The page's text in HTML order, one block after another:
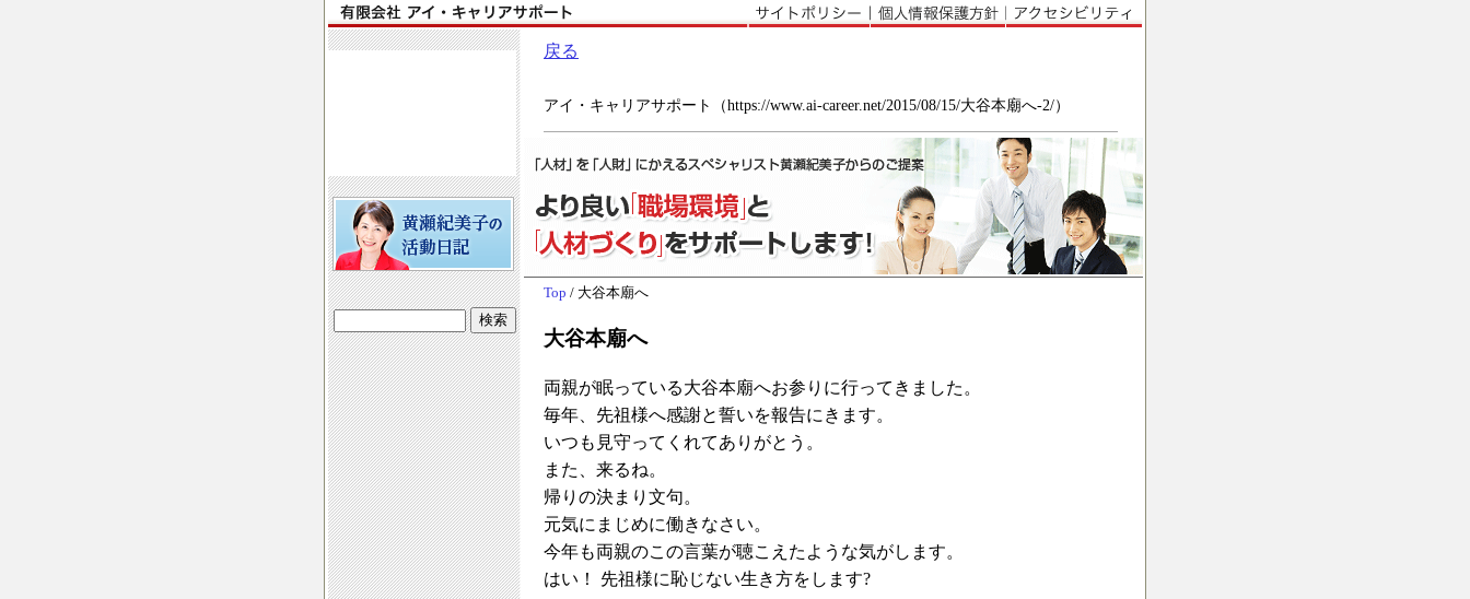
戻る
アイ・キャリアサポート（https://www.ai-career.net/2015/08/15/大谷本廟へ-2/）
Top / 大谷本廟へ
大谷本廟へ
両親が眠っている大谷本廟へお参りに行ってきました。
毎年、先祖様へ感謝と誓いを報告にきます。
いつも見守ってくれてありがとう。
また、来るね。
帰りの決まり文句。
元気にまじめに働きなさい。
今年も両親のこの言葉が聴こえたような気がします。
はい！ 先祖様に恥じない生き方をします?